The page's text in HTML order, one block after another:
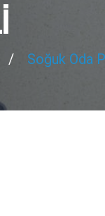
Soğuk Oda